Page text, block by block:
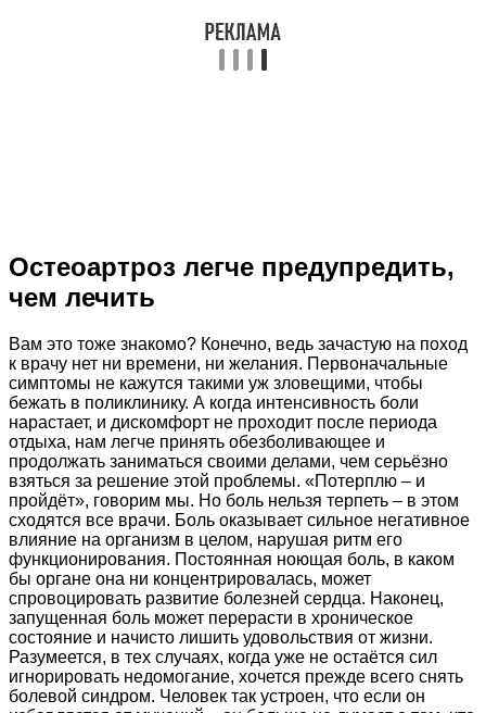
Остеоартроз легче предупредить,
чем лечить
Вам это тоже знакомо? Конечно, ведь зачастую на поход
к врачу нет ни времени, ни желания. Первоначальные
симптомы не кажутся такими уж зловещими, чтобы
бежать в поликлинику. А когда интенсивность боли
нарастает, и дискомфорт не проходит после периода
отдыха, нам легче принять обезболивающее и
продолжать заниматься своими делами, чем серьёзно
взяться за решение этой проблемы. «Потерплю – и
пройдёт», говорим мы. Но боль нельзя терпеть – в этом
сходятся все врачи. Боль оказывает сильное негативное
влияние на организм в целом, нарушая ритм его
функционирования. Постоянная ноющая боль, в каком
бы органе она ни концентрировалась, может
спровоцировать развитие болезней сердца. Наконец,
запущенная боль может перерасти в хроническое
состояние и начисто лишить удовольствия от жизни.
Разумеется, в тех случаях, когда уже не остаётся сил
игнорировать недомогание, хочется прежде всего снять
болевой синдром. Человек так устроен, что если он